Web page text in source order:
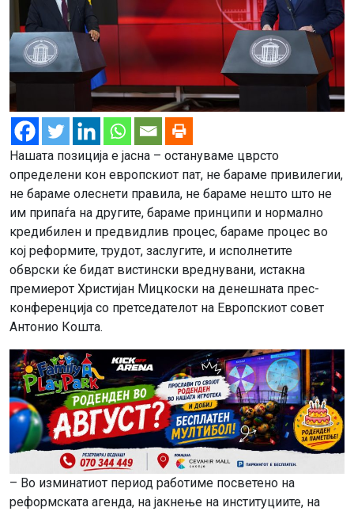
Нашата позиција е јасна – остануваме цврсто
определени кон европскиот пат, не бараме привилегии,
не бараме олеснети правила, не бараме нешто што не
им припаѓа на другите, бараме принципи и нормално
кредибилен и предвидлив процес, бараме процес во
кој реформите, трудот, заслугите, и исполнетите
обврски ќе бидат вистински вреднувани, истакна
премиерот Христијан Мицкоски на денешната прес-
конференција со претседателот на Европскиот совет
Антонио Кошта.
– Во изминатиот период работиме посветено на
реформската агенда, на јакнење на институциите, на